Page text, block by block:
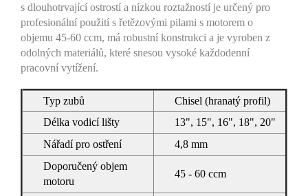
s dlouhotrvající ostrostí a nízkou roztažností je určený pro
profesionální použití s řetězovými pilami s motorem o
objemu 45-60 ccm, má robustní konstrukci a je vyroben z
odolných materiálů, které snesou vysoké každodenní
pracovní vytížení.
Typ zubů
Chisel (hranatý profil)
Délka vodicí lišty
13", 15", 16", 18", 20"
Nářadí pro ostření
4,8 mm
Doporučený objem
motoru
45 - 60 ccm